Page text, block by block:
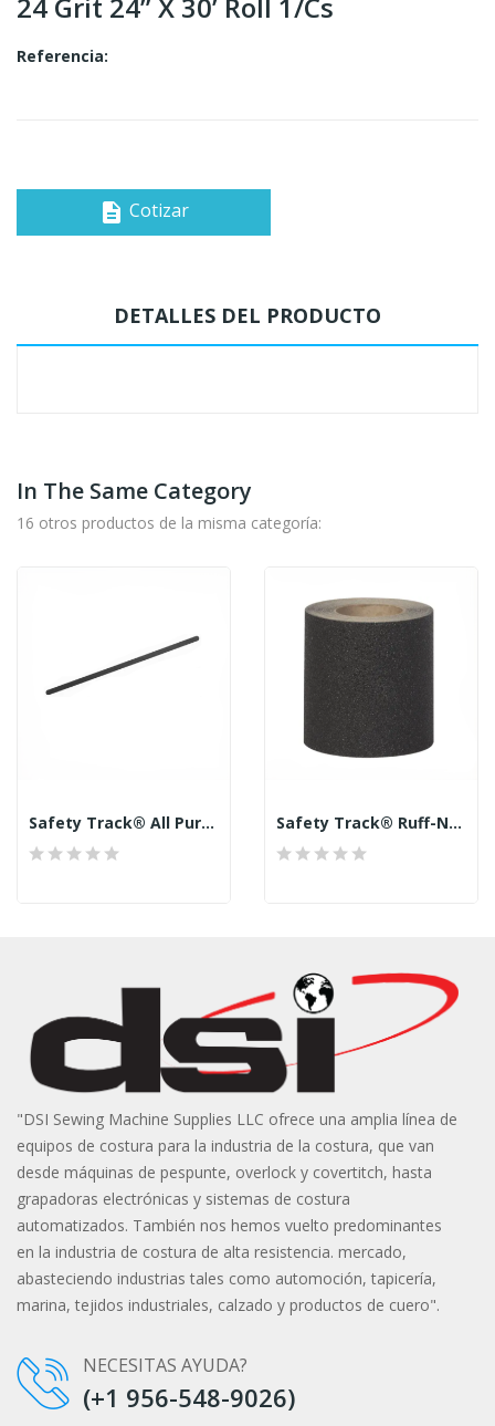
Referencia:
description Cotizar
DETALLES DEL PRODUCTO
In The Same Category
16 otros productos de la misma categoría:
Safety Track® All Purpose Anti-Slip 60 Grit Treads Safety Track® Ruff-N-Tuff™ Black Anti-Skid 36...
"DSI Sewing Machine Supplies LLC ofrece una amplia línea de
equipos de costura para la industria de la costura, que van
desde máquinas de pespunte, overlock y covertitch, hasta
grapadoras electrónicas y sistemas de costura
automatizados. También nos hemos vuelto predominantes
en la industria de costura de alta resistencia. mercado,
abasteciendo industrias tales como automoción, tapicería,
marina, tejidos industriales, calzado y productos de cuero".
NECESITAS AYUDA?
(+1 956-548-9026)